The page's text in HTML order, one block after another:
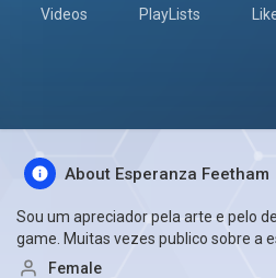
Videos PlayLists
About Esperanza Feetham
Sou um apreciador pela arte e pelo
game. Muitas vezes publico sobre a
Female